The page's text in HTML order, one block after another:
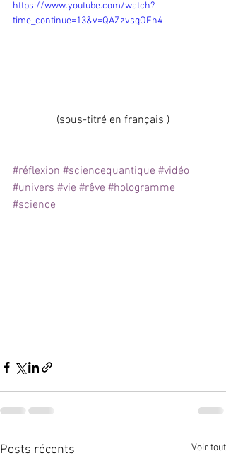
https://www.youtube.com/watch?
time_continue=13&v=QAZzvsqOEh4
(sous-titré en français )
#réflexion #sciencequantique #vidéo
#univers #vie #rêve #hologramme
#science
Posts récents Voir tout